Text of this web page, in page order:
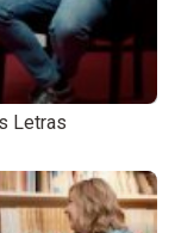
Letras